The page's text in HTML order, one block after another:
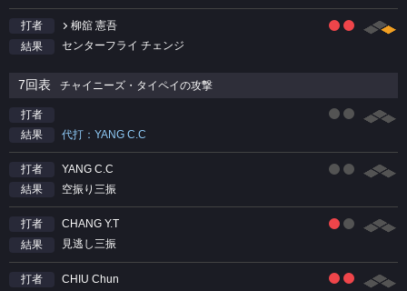
打者
柳舘 憲吾
結果
センターフライ チェンジ
7回表 チャイニーズ・タイペイの攻撃
打者
結果
代打：YANG C.C
打者
YANG C.C
結果
空振り三振
打者
CHANG Y.T
結果
見逃し三振
打者
CHIU Chun